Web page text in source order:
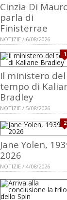
Cinzia Di
parla di
Finisterrae
NOTIZIE / 6/08/2026
1
Il ministero del
tempo di
Bradley
NOTIZIE / 5/08/2026
2
Jane Yolen,
2026
NOTIZIE / 4/08/2026